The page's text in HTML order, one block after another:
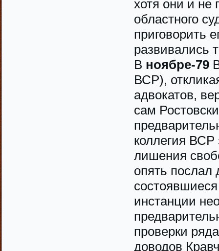
хотя они и не
областного
приговорить
развивались
В ноябре-79
ВСР),
адвокатов,
сам
коллегия
лишения
опять послал
инстанции
проверки
доводов